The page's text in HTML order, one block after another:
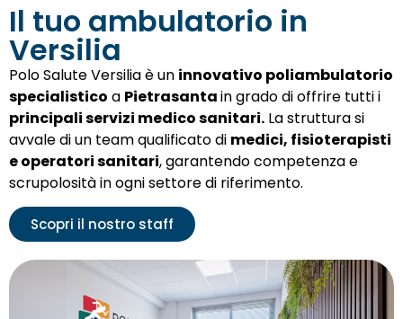
Il tuo ambulatorio in
Versilia
Polo Salute Versilia è un innovativo poliambulatorio
specialistico a Pietrasantain grado di offrire tutti i
principali servizi medico sanitari. La struttura si
avvale di un team qualificato di medici, fisioterapisti
e operatori sanitari, garantendo competenza e
scrupolosità in ogni settore di riferimento.
Scopri il nostro staff